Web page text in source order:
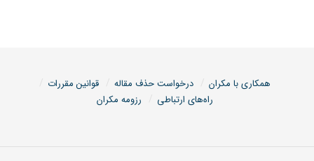
همکاری با مکران درخواست حذف مقاله
قوانین مقررات
راه‌های ارتباطی
رزومه مکران